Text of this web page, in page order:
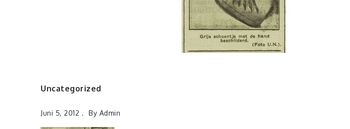
Uncategorized
Juni 5, 2012 By Admin